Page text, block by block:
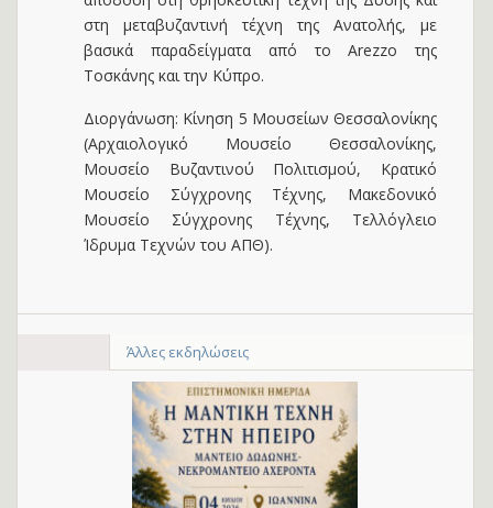
στη μεταβυζαντινή τέχνη της Ανατολής, με
βασικά παραδείγματα από το Αrezzo της
Τοσκάνης και την Κύπρο.
Διοργάνωση: Κίνηση 5 Μουσείων Θεσσαλονίκης
(Αρχαιολογικό Μουσείο Θεσσαλονίκης,
Μουσείο Βυζαντινού Πολιτισμού, Κρατικό
Μουσείο Σύγχρονης Τέχνης, Μακεδονικό
Μουσείο Σύγχρονης Τέχνης, Τελλόγλειο
Ίδρυμα Τεχνών του ΑΠΘ).
Άλλες εκδηλώσεις